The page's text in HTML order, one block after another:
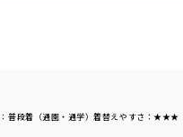
：普段着（通園・通学）着替えやすさ ：★★★